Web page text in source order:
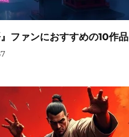
』ファンにおすすめの10作品